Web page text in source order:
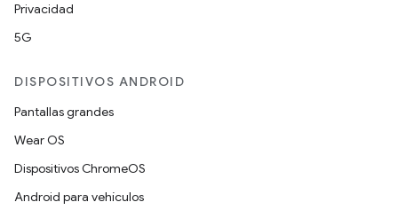
Privacidad
5G
DISPOSITIVOS ANDROID
Pantallas grandes
Wear OS
Dispositivos ChromeOS
Android para vehículos